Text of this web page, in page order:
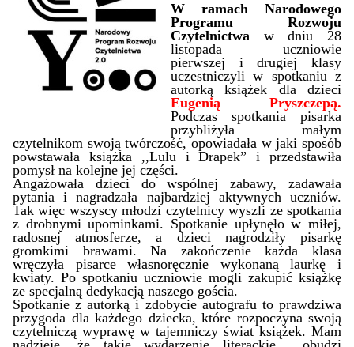
W ramach Narodowego
Programu Rozwoju
Czytelnictwa w dniu28
listopada uczniowie
pierwszej i drugiej klasy
uczestniczyli w spotkaniu z
autorką książek dla dzieci
Eugenią Pryszczepą.
Podczas spotkania pisarka
przybliżyła małym
czytelnikom swoją twórczość, opowiadała w jaki sposób
powstawała książka ,,Lulu i Drapek” i przedstawiła
pomysł na kolejne jej części.
Angażowała dzieci do wspólnej zabawy, zadawała
pytania i nagradzała najbardziej aktywnych uczniów.
Tak więc wszyscy młodzi czytelnicy wyszli ze spotkania
z drobnymi upominkami. Spotkanie upłynęło w miłej,
radosnej atmosferze, a dzieci nagrodziły pisarkę
gromkimi brawami. Na zakończenie każda klasa
wręczyła pisarce własnoręcznie wykonaną laurkę i
kwiaty. Po spotkaniu uczniowie mogli zakupić książkę
ze specjalną dedykacją naszego gościa.
Spotkanie z autorką i zdobycie autografu to prawdziwa
przygoda dla każdego dziecka, które rozpoczyna swoją
czytelniczą wyprawę w tajemniczy świat książek. Mam